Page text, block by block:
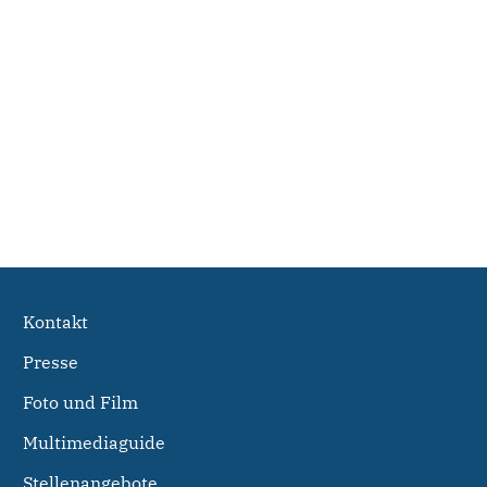
Kontakt
Presse
Foto und Film
Multimediaguide
Stellenangebote